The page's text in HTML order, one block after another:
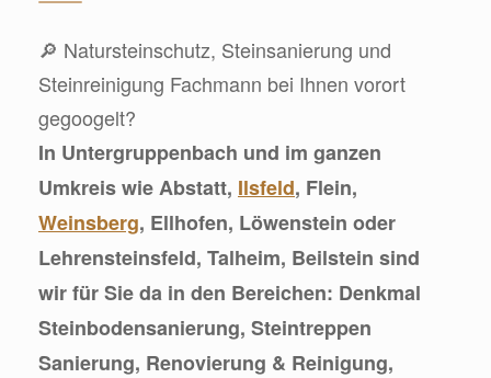
🔎 Natursteinschutz, Steinsanierung und
Steinreinigung Fachmann bei Ihnen vorort
gegoogelt?
In Untergruppenbach und im ganzen
Umkreis wie Abstatt, Ilsfeld, Flein,
Weinsberg, Ellhofen, Löwenstein oder
Lehrensteinsfeld, Talheim, Beilstein sind
wir für Sie da in den Bereichen: Denkmal
Steinbodensanierung, Steintreppen
Sanierung, Renovierung & Reinigung,